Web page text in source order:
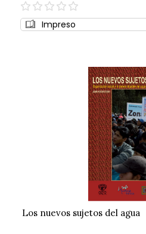
0%
Impreso
Los nuevos sujetos del agua